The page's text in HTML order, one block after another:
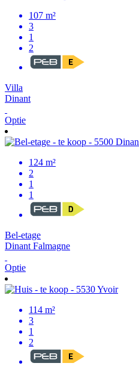
107 m²
3
1
2
Villa
Dinant
Optie
124 m²
2
1
1
Bel-etage
Dinant Falmagne
Optie
114 m²
3
1
2